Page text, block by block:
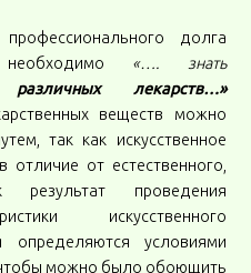
долга
необходимо «…. знать
лекарств…»
веществ можно
так как искусственное
отличие от естественного,
проведения
искусственного
определяются условиями
можно было обоющить